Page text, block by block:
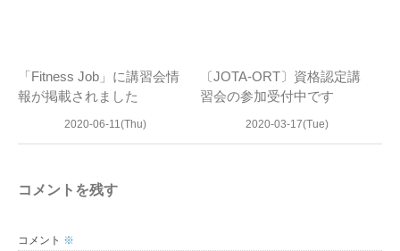
「Fitness Job」に講習会情
報が掲載されました
2020-06-11(Thu)
〔JOTA-ORT〕資格認定講
習会の参加受付中です
2020-03-17(Tue)
コメントを残す
コメント ※